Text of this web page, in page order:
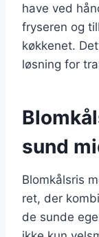
have ved
fryseren og
køkkenet.
løsning for
sund
Blomkålsris
ret, der
de sunde